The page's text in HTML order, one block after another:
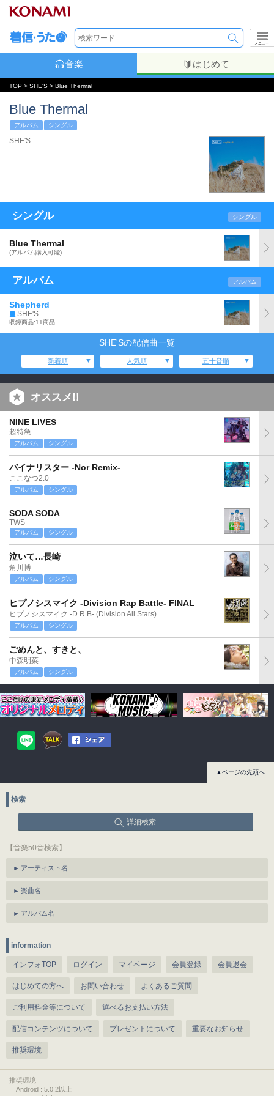
メニュー
音楽 はじめて
TOP > SHE'S > Blue Thermal
Blue Thermal
アルバム シングル
SHE'S
シングル シングル
Blue Thermal
(アルバム購入可能)
アルバム アルバム
Shepherd
SHE'S
収録商品:11商品
SHE'Sの配信曲一覧
新着順 人気順 五十音順
オススメ!!
NINE LIVES
超特急
アルバム シングル
バイナリスター -Nor Remix-
ここなつ2.0
アルバム シングル
SODA SODA
TWS
アルバム シングル
泣いて…長崎
角川博
アルバム シングル
ヒプノシスマイク -Division Rap Battle- FINAL
ヒプノシスマイク -D.R.B- (Division All Stars)
アルバム シングル
ごめんと、すきと、
中森明菜
アルバム シングル
▲ページの先頭へ
検索
詳細検索
【音楽50音検索】
アーティスト名
楽曲名
アルバム名
information
インフォTOP ログイン マイページ 会員登録 会員退会
はじめての方へ お問い合わせ よくあるご質問
ご利用料金等について 選べるお支払い方法
配信コンテンツについて プレゼントについて 重要なお知らせ
推奨環境
推奨環境
Android : 5.0.2以上